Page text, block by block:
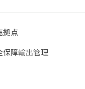
拠点
保障輸出管理